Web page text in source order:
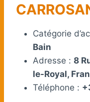
Catégorie
Bain
Adresse : 8
le-Royal,
Téléphone :